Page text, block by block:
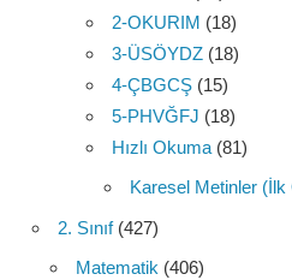
2-OKURIM (18)
3-ÜSÖYDZ (18)
4-ÇBGCŞ (15)
5-PHVĞFJ (18)
Hızlı Okuma (81)
Karesel Metinler (İlk
2. Sınıf(427)
Matematik (406)